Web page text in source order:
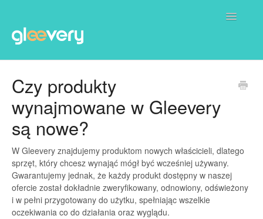
Toggle
Dla Biznesu
Czy produkty
wynajmowane w Gleevery
są nowe?
W Gleevery znajdujemy produktom nowych właścicieli, dlatego
sprzęt, który chcesz wynająć mógł być wcześniej używany.
Gwarantujemy jednak, że każdy produkt dostępny w naszej
ofercie został dokładnie zweryfikowany, odnowiony, odświeżony
i w pełni przygotowany do użytku, spełniając wszelkie
oczekiwania co do działania oraz wyglądu.